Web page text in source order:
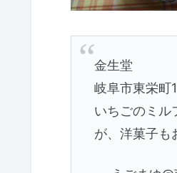
金生堂
岐阜市東栄町
いちごのミル
が、洋菓子も